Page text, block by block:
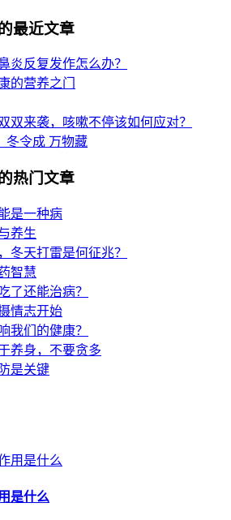
最近文章
炎反复发作怎么办？
的营养之门
双来袭，咳嗽不停该如何应对？
冬令成 万物藏
热门文章
是一种病
养生
冬天打雷是何征兆？
智慧
了还能治病？
情志开始
我们的健康？
养身，不要贪多
是关键
是什么